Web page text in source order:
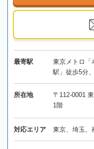
最寄駅
東京メトロ「
駅」徒歩5分
所在地
〒112-0001
1階
対応エリア 東京、埼玉、